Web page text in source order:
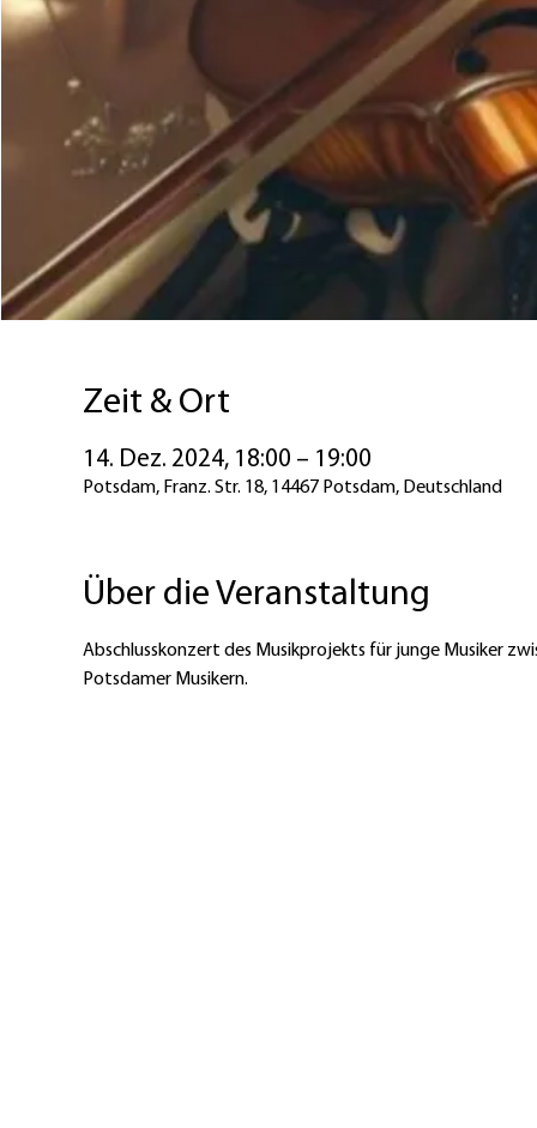
Zeit & Ort
14. Dez. 2024, 18:00 – 19:00
Potsdam, Franz. Str. 18, 14467 Potsdam, Deutschland
Über die Veranstaltung
Abschlusskonzert des Musikprojekts für junge Musiker
Potsdamer Musikern.